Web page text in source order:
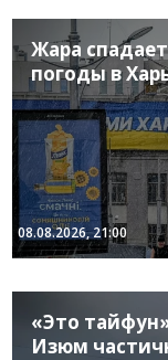
Жара
погоды в
08.08.2026, 21:00
«Это
Изюм